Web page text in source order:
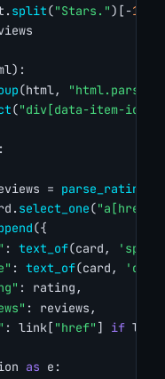
split("Stars.")[-1
(html, "html.parser"
("div[data-item-id]"
=
parse_rating
select_one("a[href]"
({
: text_of(card,
: text_of(card,
: rating,
: reviews,
: link[ "href" ] if
as e: